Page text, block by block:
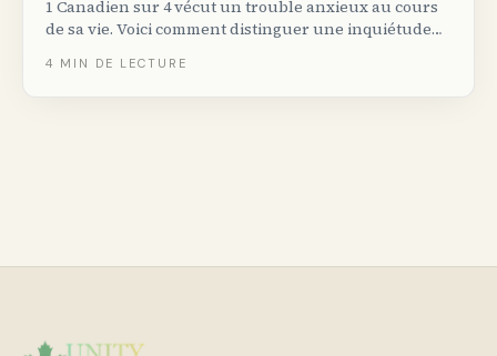
1 Canadien sur 4 vécut un trouble anxieux au cours
de sa vie. Voici comment distinguer une inquiétude
traitement de première ligne au Canada.
4 MIN DE LECTURE